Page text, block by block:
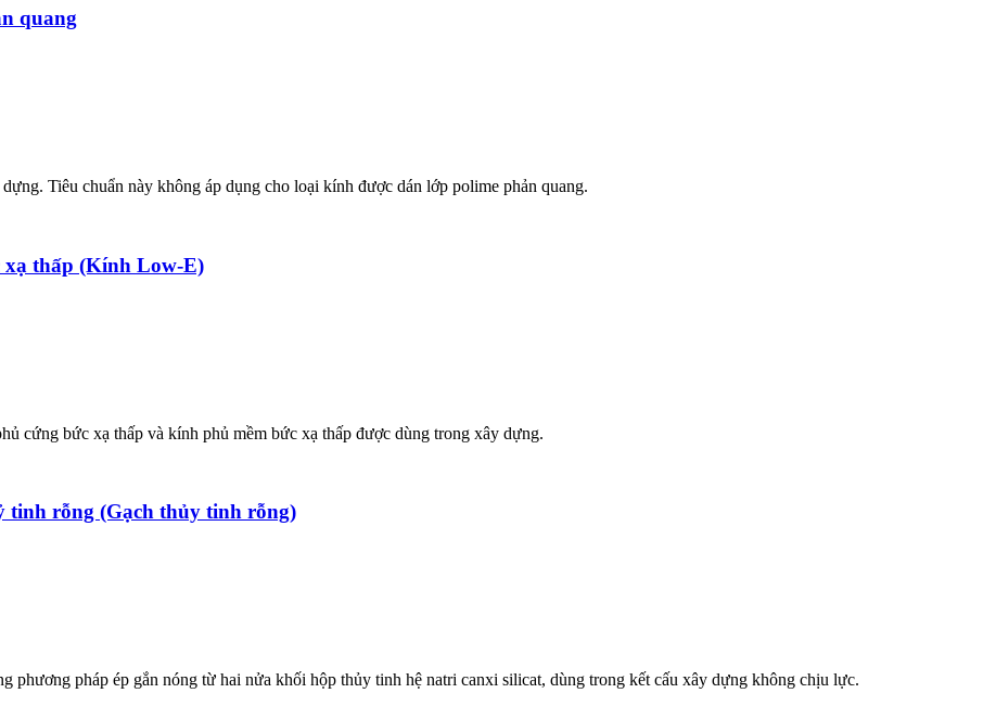
quang
Tiêu chuẩn này không áp dụng cho loại kính được dán lớp polime phản quang.
thấp (Kính Low-E)
cứng bức xạ thấp và kính phủ mềm bức xạ thấp được dùng trong xây dựng.
tinh rỗng (Gạch thủy tinh rỗng)
phương pháp ép gắn nóng từ hai nửa khối hộp thủy tinh hệ natri canxi silicat, dùng trong kết cấu xây dựng không chịu lực.